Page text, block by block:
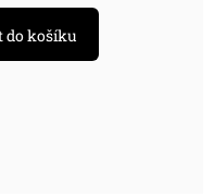
do košíku